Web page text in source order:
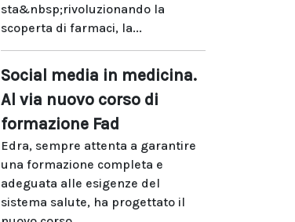
sta&nbsp;rivoluzionando la
scoperta di farmaci, la...
Social media in medicina.
Al via nuovo corso di
formazione Fad
Edra, sempre attenta a garantire
una formazione completa e
adeguata alle esigenze del
sistema salute, ha progettato il